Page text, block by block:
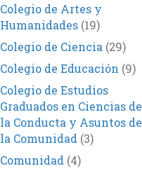
Colegio de Artes y
Humanidades(19)
Colegio de Ciencia (29)
Colegio de Educación (9)
Colegio de Estudios
Graduados en Ciencias de
la Conducta y Asuntos de
la Comunidad (3)
Comunidad (4)